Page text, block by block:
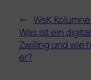
← WsK
Was ist ein
Zwilling und wie
er?